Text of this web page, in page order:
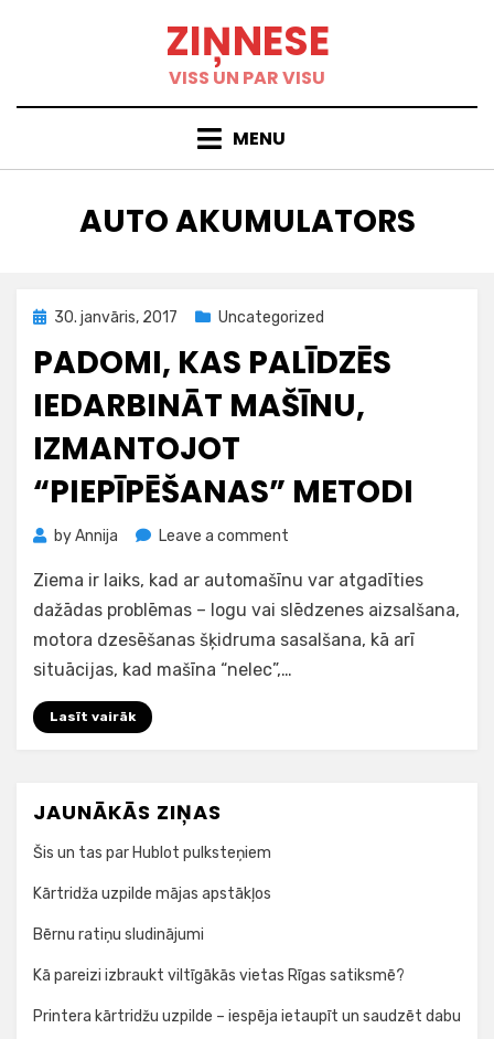
ZIŅNESE
VISS UN PAR VISU
MENU
BIRKA
:
AUTO AKUMULATORS
Posted
30. janvāris, 2017 Uncategorized
PADOMI, KAS PALĪDZĒS
IEDARBINĀT MAŠĪNU,
IZMANTOJOT
“PIEPĪPĒŠANAS” METODI
byAnnija Leave a comment
kas
palīdzēs
iedarbināt
izmantojot
Ziema ir laiks, kad ar automašīnu var atgadīties
dažādas problēmas – logu vai slēdzenes aizsalšana,
motora dzesēšanas šķidruma sasalšana, kā arī
situācijas, kad mašīna “nelec”,…
Lasīt vairāk
JAUNĀKĀS ZIŅAS
Šis un tas par Hublot pulksteņiem
Kārtridža uzpilde mājas apstākļos
Bērnu ratiņu sludinājumi
Kā pareizi izbraukt viltīgākās vietas Rīgas satiksmē?
Printera kārtridžu uzpilde – iespēja ietaupīt un saudzēt dabu